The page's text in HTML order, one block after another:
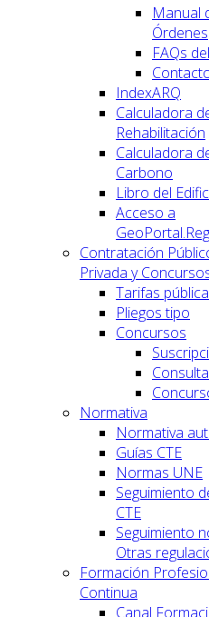
Manual
Órdenes
FAQs
IndexARQ
Calculadora
Rehabilitación
Calculadora
Carbono
Libro del
Acceso a
Contratación
Privada y
Tarifas
Pliegos tipo
Concursos
Normativa
Normativa
Guías CTE
Normas UNE
Seguimiento
CTE
Seguimiento
Otras
Formación
Continua
Canal